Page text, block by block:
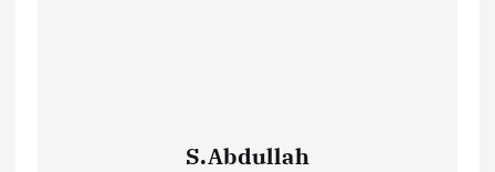
S.Abdullah